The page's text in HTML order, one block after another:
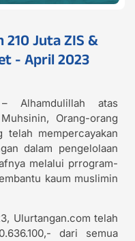
Juta ZIS &
- April 2023
Alhamdulillah atas
Orang-orang
telah mempercayakan
dalam pengelolaan
melalui prrogram-
kaum muslimin
Ulurtangan.com telah
dari semua